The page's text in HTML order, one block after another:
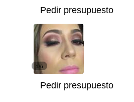
Pedir presupuesto
1/6
Pedir presupuesto